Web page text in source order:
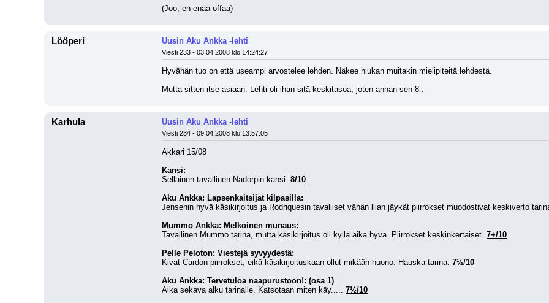
(Joo, en enää offaa)
Lööperi Uusin Aku Ankka -lehti
Viesti 233 - 03.04.2008 klo 14:24:27
Hyvähän tuo on että useampi arvostelee lehden. Näkee hiukan muitakin mielipiteitä lehdestä.
Mutta sitten itse asiaan: Lehti oli ihan sitä keskitasoa, joten annan sen 8-.
Karhula Uusin Aku Ankka -lehti
Viesti 234 - 09.04.2008 klo 13:57:05
Akkari 15/08
Kansi:
Sellainen tavallinen Nadorpin kansi. 8/10
Aku Ankka: Lapsenkaitsijat kilpasilla:
Jensenin hyvä käsikirjoitus ja Rodriquesin tavalliset vähän liian jäykät piirrokset muodostivat keskiverto
Mummo Ankka: Melkoinen munaus:
Tavallinen Mummo tarina, mutta käsikirjoitus oli kyllä aika hyvä. Piirrokset keskinkertaiset. 7+/10
Pelle Peloton: Viestejä syvyydestä:
Kivat Cardon piirrokset, eikä käsikirjoituskaan ollut mikään huono. Hauska tarina. 7½/10
Aku Ankka: Tervetuloa naapurustoon!: (osa 1)
Aika sekava alku tarinalle. Katsotaan miten käy..... 7½/10